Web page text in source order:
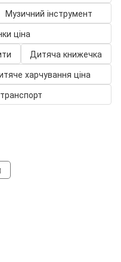
Музичний інструмент
ціна
Дитяча книжечка
харчування ціна